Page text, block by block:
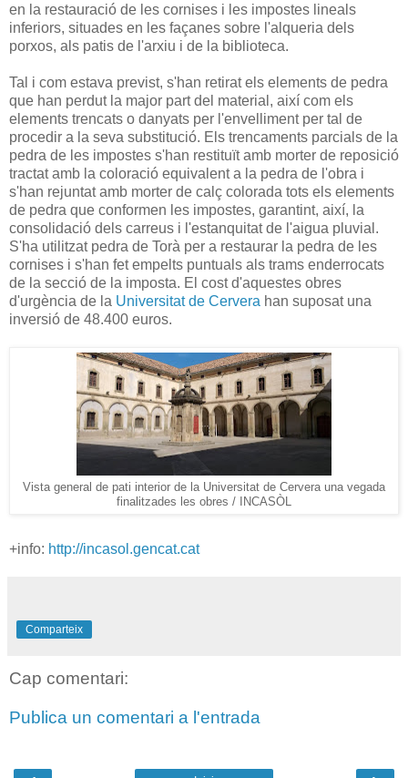
en la restauració de les cornises i les impostes lineals
inferiors, situades en les façanes sobre l'alqueria dels
porxos, als patis de l'arxiu i de la biblioteca.
Tal i com estava previst, s'han retirat els elements de pedra
que han perdut la major part del material, així com els
elements trencats o danyats per l'envelliment per tal de
procedir a la seva substitució. Els trencaments parcials de la
pedra de les impostes s'han restituït amb morter de reposició
tractat amb la coloració equivalent a la pedra de l'obra i
s'han rejuntat amb morter de calç colorada tots els elements
de pedra que conformen les impostes, garantint, així, la
consolidació dels carreus i l'estanquitat de l'aigua pluvial.
S'ha utilitzat pedra de Torà per a restaurar la pedra de les
cornises i s'han fet empelts puntuals als trams enderrocats
de la secció de la imposta. El cost d'aquestes obres
d'urgència de la Universitat de Cervera han suposat una
inversió de 48.400 euros.
Vista general de pati interior de la Universitat de Cervera una vegada
finalitzades les obres / INCASÒL
+info: http://incasol.gencat.cat
Comparteix
Cap comentari:
Publica un comentari a l'entrada